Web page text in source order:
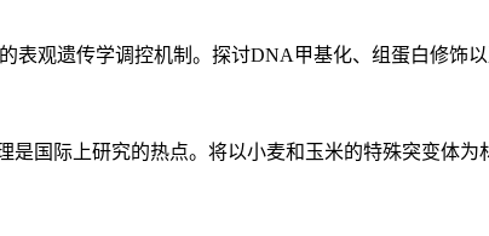
表观遗传学调控机制。探讨DNA甲基化、组蛋白修饰
国际上研究的热点。将以小麦和玉米的特殊突变体为